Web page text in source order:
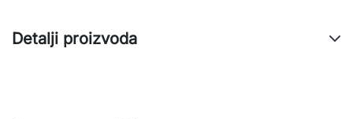
Detalji proizvoda